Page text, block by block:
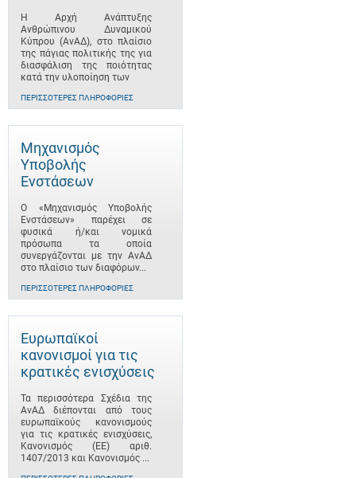
Η Αρχή Ανάπτυξης
Ανθρώπινου Δυναμικού
Κύπρου (ΑνΑΔ), στο πλαίσιο
της πάγιας πολιτικής της για
διασφάλιση της ποιότητας
κατά την υλοποίηση των
ΠΕΡΙΣΣΌΤΕΡΕΣ ΠΛΗΡΟΦΟΡΊΕΣ
Μηχανισμός
Υποβολής
Ενστάσεων
Ο «Μηχανισμός Υποβολής
Ενστάσεων» παρέχει σε
φυσικά ή/και νομικά
πρόσωπα τα οποία
συνεργάζονται με την ΑνΑΔ
στο πλαίσιο των διαφόρων...
ΠΕΡΙΣΣΌΤΕΡΕΣ ΠΛΗΡΟΦΟΡΊΕΣ
Ευρωπαϊκοί
κανονισμοί για τις
κρατικές ενισχύσεις
Τα περισσότερα Σχέδια της
ΑνΑΔ διέπονται από τους
ευρωπαϊκούς κανονισμούς
για τις κρατικές ενισχύσεις,
Κανονισμός (ΕΕ) αριθ.
1407/2013 και Κανονισμός ...